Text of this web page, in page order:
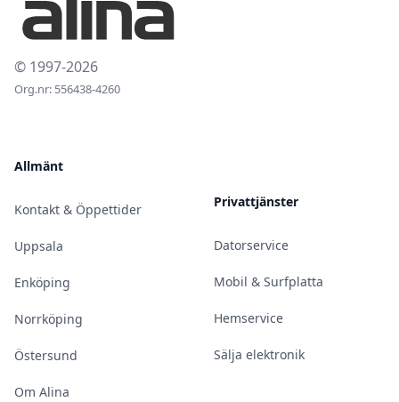
© 1997-2026
Org.nr: 556438-4260
Allmänt
Kontakt & Öppettider
Uppsala
Enköping
Norrköping
Östersund
Om Alina
Privattjänster
Datorservice
Mobil & Surfplatta
Hemservice
Sälja elektronik